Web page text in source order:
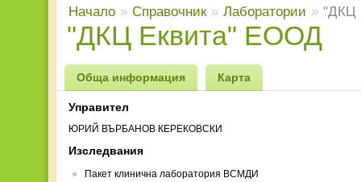
Начало » Справочник » Лаборатории » "ДКЦ
"ДКЦ Еквита" ЕООД
Обща информация Карта
Управител
ЮРИЙ ВЪРБАНОВ КЕРЕКОВСКИ
Изследвания
Пакет клинична лаборатория ВСМДИ